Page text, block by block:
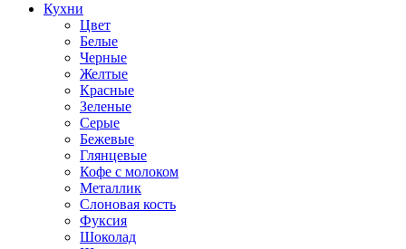
Кухни
Цвет
Белые
Черные
Желтые
Красные
Зеленые
Серые
Бежевые
Глянцевые
Кофе с молоком
Металлик
Слоновая кость
Фуксия
Шоколад